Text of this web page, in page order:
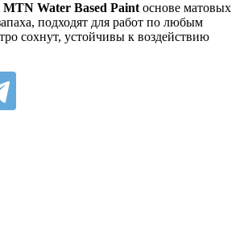
MTN Water Based Paint основе матовых
подходят для работ по любым
сохнут, устойчивы к воздействию